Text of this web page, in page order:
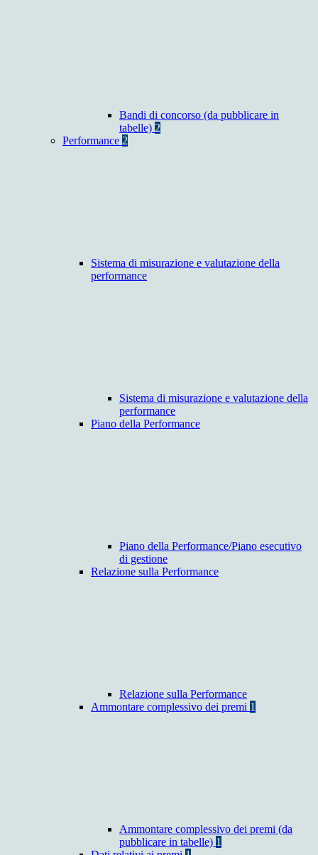
Bandi di concorso (da pubblicare in
tabelle) 2
Performance 2
Sistema di misurazione e valutazione della
performance
Sistema di misurazione e valutazione della
performance
Piano della Performance
Piano della Performance/Piano esecutivo
di gestione
Relazione sulla Performance
Relazione sulla Performance
Ammontare complessivo dei premi 1
Ammontare complessivo dei premi (da
pubblicare in tabelle) 1